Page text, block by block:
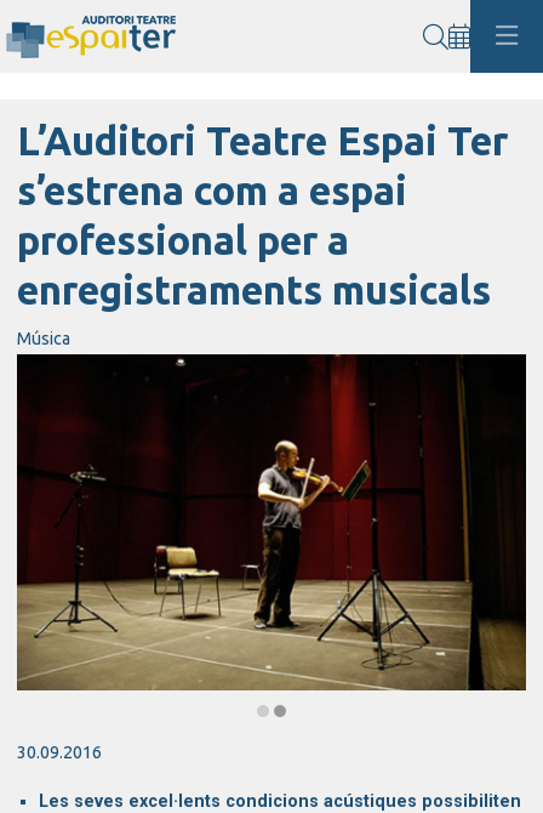
L’Auditori Teatre Espai Ter
s’estrena com a espai
professional per a
enregistraments musicals
Música
30.09.2016
Les seves excel·lents condicions acústiques possibiliten